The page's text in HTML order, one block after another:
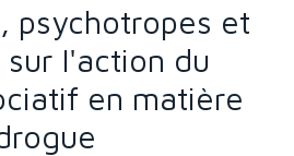
psychotropes et
l'action du
en matière